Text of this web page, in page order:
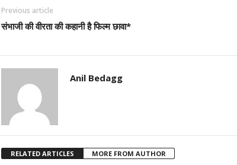
Previous article
संभाजी की वीरता की कहानी है फिल्म छावा*
Anil Bedagg
RELATED ARTICLES MORE FROM AUTHOR